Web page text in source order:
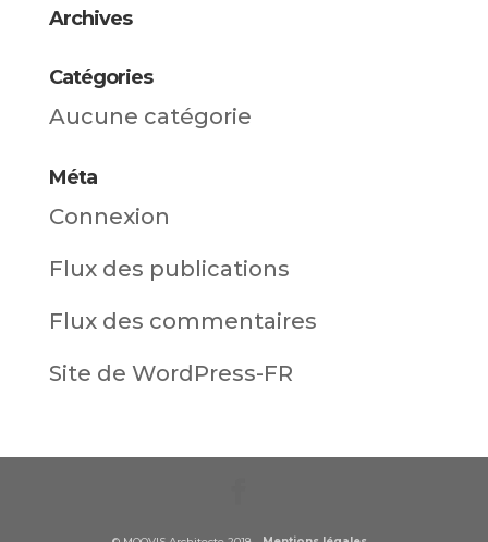
Archives
Catégories
Aucune catégorie
Méta
Connexion
Flux des publications
Flux des commentaires
Site de WordPress-FR